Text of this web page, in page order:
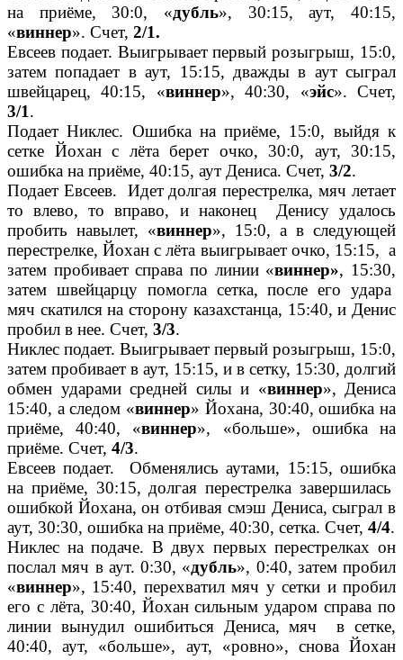
на приёме, 30:0, «дубль», 30:15, аут, 40:15,
«виннер». Счет, 2/1.
Евсеев подает. Выигрывает первый розыгрыш, 15:0,
затем попадает в аут, 15:15, дважды в аут сыграл
швейцарец, 40:15, «виннер», 40:30, «эйс». Счет,
3/1.
Подает Никлес. Ошибка на приёме, 15:0, выйдя к
сетке Йохан с лёта берет очко, 30:0, аут, 30:15,
ошибка на приёме, 40:15, аут Дениса. Счет, 3/2.
Подает Евсеев. Идет долгая перестрелка, мяч летает
то влево, то вправо, и наконец Денису удалось
пробить навылет, «виннер», 15:0, а в следующей
перестрелке, Йохан с лёта выигрывает очко, 15:15, а
затем пробивает справа по линии «виннер», 15:30,
затем швейцарцу помогла сетка, после его удара
мяч скатился на сторону казахстанца, 15:40, и Денис
пробил в нее. Счет, 3/3.
Никлес подает. Выигрывает первый розыгрыш, 15:0,
затем пробивает в аут, 15:15, и в сетку, 15:30, долгий
обмен ударами средней силы и «виннер», Дениса
15:40, а следом «виннер» Йохана, 30:40, ошибка на
приёме, 40:40, «виннер», «больше», ошибка на
приёме. Счет, 4/3.
Евсеев подает. Обменялись аутами, 15:15, ошибка
на приёме, 30:15, долгая перестрелка завершилась
ошибкой Йохана, он отбивая смэш Дениса, сыграл в
аут, 30:30, ошибка на приёме, 40:30, сетка. Счет, 4/4.
Никлес на подаче. В двух первых перестрелках он
послал мяч в аут. 0:30, «дубль», 0:40, затем пробил
«виннер», 15:40, перехватил мяч у сетки и пробил
его с лёта, 30:40, Йохан сильным ударом справа по
линии вынудил ошибиться Дениса, мяч в сетке,
40:40, аут, «больше», аут, «ровно», снова Йохан